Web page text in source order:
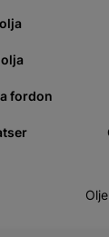
fordon